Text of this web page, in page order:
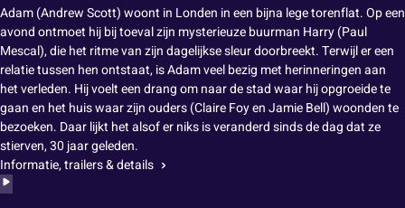
Adam (Andrew Scott) woont in Londen in een bijna lege torenflat. Op een
avond ontmoet hij bij toeval zijn mysterieuze buurman Harry (Paul
Mescal), die het ritme van zijn dagelijkse sleur doorbreekt. Terwijl er een
relatie tussen hen ontstaat, is Adam veel bezig met herinneringen aan
het verleden. Hij voelt een drang om naar de stad waar hij opgroeide te
gaan en het huis waar zijn ouders (Claire Foy en Jamie Bell) woonden te
bezoeken. Daar lijkt het alsof er niks is veranderd sinds de dag dat ze
stierven, 30 jaar geleden.
Informatie, trailers & details